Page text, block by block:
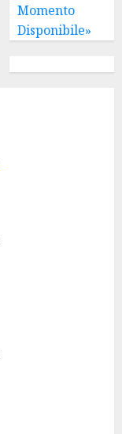
Momento
Disponibile»